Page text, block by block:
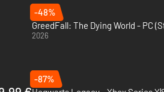
-48%
GreedFall: The Dying World - PC
2026
-87%